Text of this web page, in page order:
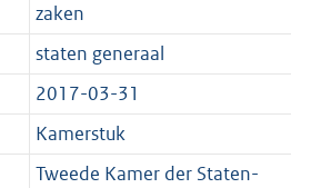
zaken
staten generaal
2017-03-31
Kamerstuk
Tweede Kamer der Staten-